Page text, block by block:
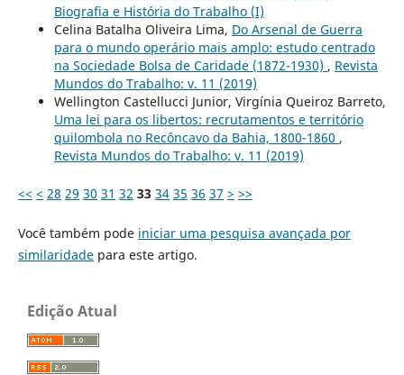
Biografia e História do Trabalho (I)
Celina Batalha Oliveira Lima, Do Arsenal de Guerra
para o mundo operário mais amplo: estudo centrado
na Sociedade Bolsa de Caridade (1872-1930) , Revista
Mundos do Trabalho: v. 11 (2019)
Wellington Castellucci Junior, Virgínia Queiroz Barreto,
Uma lei para os libertos: recrutamentos e território
quilombola no Recôncavo da Bahia, 1800-1860 ,
Revista Mundos do Trabalho: v. 11 (2019)
<< < 28 29 30 31 32 33 34 35 36 37 > >>
Você também pode iniciar uma pesquisa avançada por
similaridadepara este artigo.
Edição Atual